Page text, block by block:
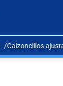
Calzoncillos